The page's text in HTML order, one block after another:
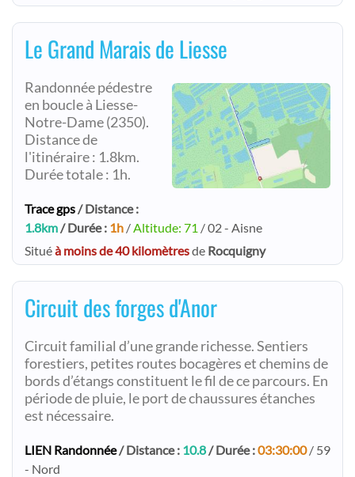
Le Grand Marais de Liesse
Randonnée pédestre
en boucle à Liesse-
Notre-Dame (2350).
Distance de
l'itinéraire : 1.8km.
Durée totale : 1h.
Trace gps/ Distance :
1.8km/ Durée : 1h /Altitude: 71 / 02 - Aisne
Situéà moins de 40 kilomètresde Rocquigny
Circuit des forges d'Anor
Circuit familial d’une grande richesse. Sentiers
forestiers, petites routes bocagères et chemins de
bords d’étangs constituent le fil de ce parcours. En
période de pluie, le port de chaussures étanches
est nécessaire.
LIEN Randonnée/ Distance : 10.8/ Durée :03:30:00/ 59
- Nord